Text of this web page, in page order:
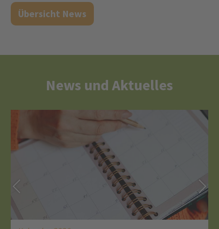
Übersicht News
News und Aktuelles